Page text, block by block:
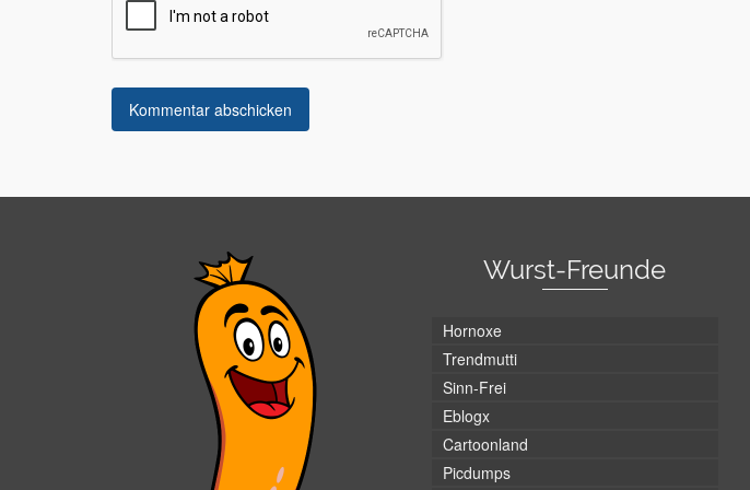
Wurst-Freunde
Hornoxe
Trendmutti
Sinn-Frei
Eblogx
Cartoonland
Picdumps